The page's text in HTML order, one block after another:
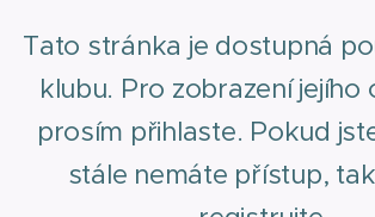
Tato stránka je dostupná
klubu. Pro zobrazení jejího
prosím přihlaste. Pokud
stále nemáte přístup,